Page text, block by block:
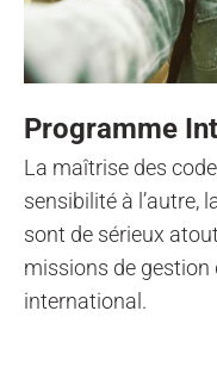
Programme
La maîtrise des
sensibilité à l’autre,
sont de sérieux
missions de
international.